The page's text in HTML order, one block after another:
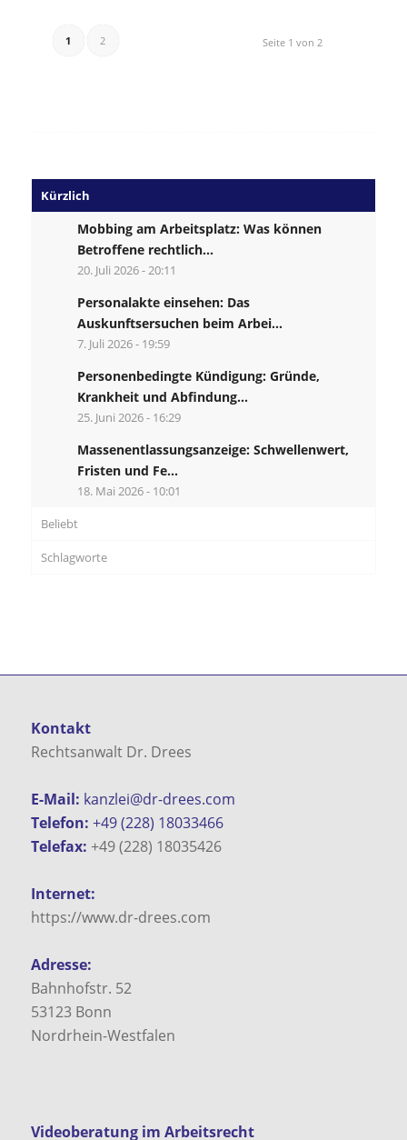
Seite 1 von 2
1 2
Kürzlich
Mobbing am Arbeitsplatz: Was können
Betroffene rechtlich...
20. Juli 2026 - 20:11
Personalakte einsehen: Das
Auskunftsersuchen beim Arbei...
7. Juli 2026 - 19:59
Personenbedingte Kündigung: Gründe,
Krankheit und Abfindung...
25. Juni 2026 - 16:29
Massenentlassungsanzeige: Schwellenwert,
Fristen und Fe...
18. Mai 2026 - 10:01
Beliebt
Schlagworte
Kontakt
Rechtsanwalt Dr. Drees
E-Mail: kanzlei@dr-drees.com
Telefon: +49 (228) 18033466
Telefax: +49 (228) 18035426
Internet:
https://www.dr-drees.com
Adresse:
Bahnhofstr. 52
53123Bonn
Nordrhein-Westfalen
Videoberatung im Arbeitsrecht